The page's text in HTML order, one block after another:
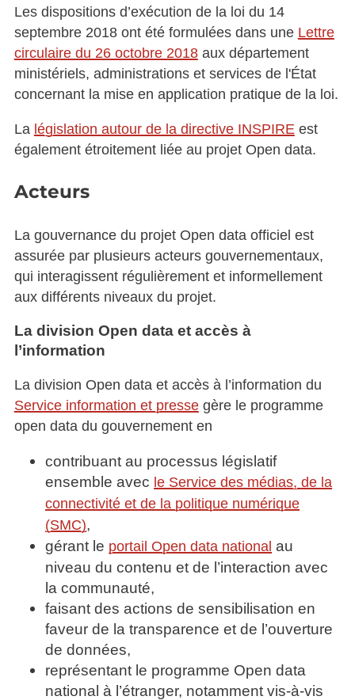
Les dispositions d’exécution de la loi du 14
septembre 2018 ont été formulées dans une Lettre
circulaire du 26 octobre 2018aux département
ministériels, administrations et services de l'État
concernant la mise en application pratique de la loi.
La législation autour de la directive INSPIRE est
également étroitement liée au projet Open data.
Acteurs
La gouvernance du projet Open data officiel est
assurée par plusieurs acteurs gouvernementaux,
qui interagissent régulièrement et informellement
aux différents niveaux du projet.
La division Open data et accès à
l’information
La division Open data et accès à l’information du
Service information et pressegère le programme
open data du gouvernement en
contribuant au processus législatif
ensemble avec le Service des médias, de la
connectivité et de la politique numérique
(SMC),
gérant le portail Open data national au
niveau du contenu et de l’interaction avec
la communauté,
faisant des actions de sensibilisation en
faveur de la transparence et de l’ouverture
de données,
représentant le programme Open data
national à l’étranger, notamment vis-à-vis